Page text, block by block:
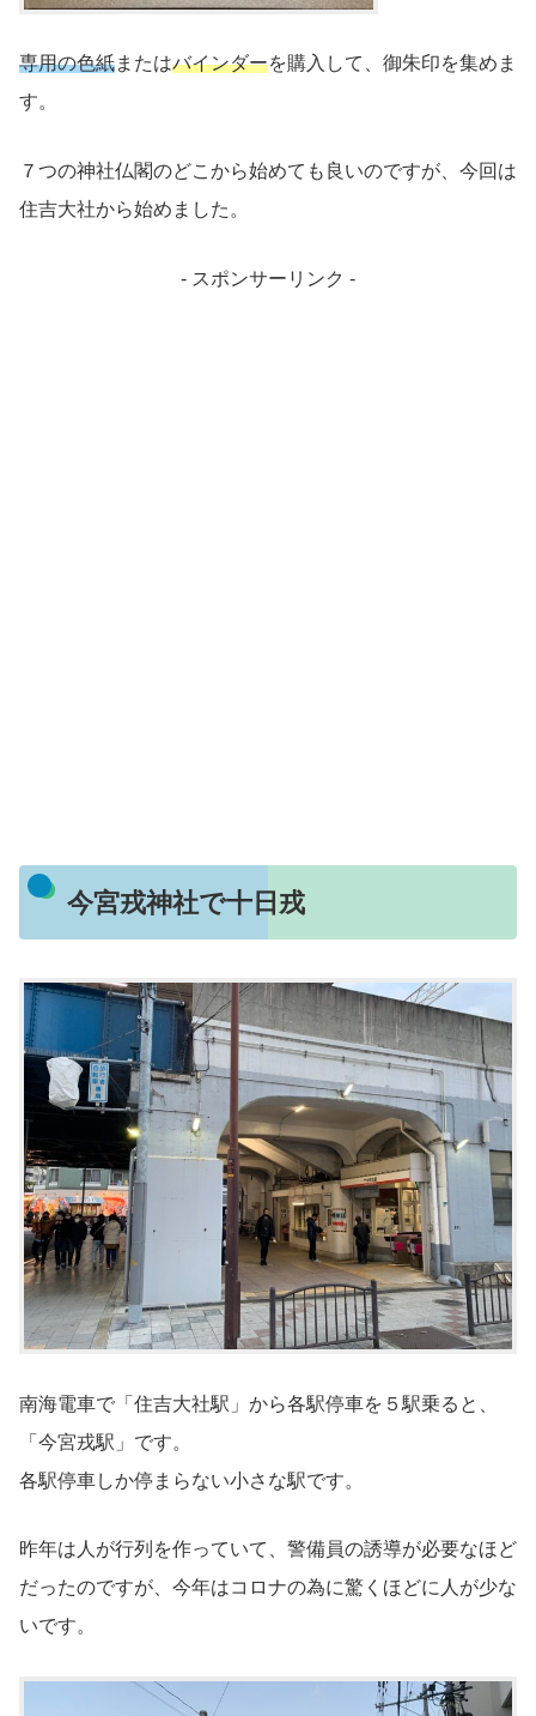
専用の色紙またはバインダーを購入して、御朱印を集めま
す。
７つの神社仏閣のどこから始めても良いのですが、今回は
住吉大社から始めました。
- スポンサーリンク -
今宮戎神社で十日戎
南海電車で「住吉大社駅」から各駅停車を５駅乗ると、
「今宮戎駅」です。
各駅停車しか停まらない小さな駅です。
昨年は人が行列を作っていて、警備員の誘導が必要なほど
だったのですが、今年はコロナの為に驚くほどに人が少な
いです。